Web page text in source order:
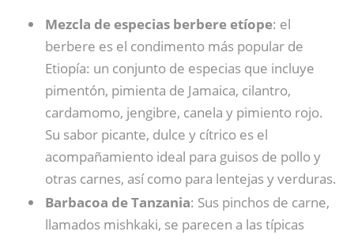
Mezcla de especias berbere etíope: el
berbere es el condimento más popular de
Etiopía: un conjunto de especias que incluye
pimentón, pimienta de Jamaica, cilantro,
cardamomo, jengibre, canela y pimiento rojo.
Su sabor picante, dulce y cítrico es el
acompañamiento ideal para guisos de pollo y
otras carnes, así como para lentejas y verduras.
Barbacoa de Tanzania: Sus pinchos de carne,
llamados mishkaki, se parecen a las típicas